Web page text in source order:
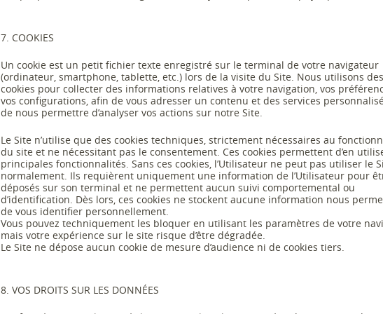
7. COOKIES
Un cookie est un petit fichier texte enregistré sur le terminal de votre navigateur
(ordinateur, smartphone, tablette, etc.) lors de la visite du Site. Nous utilisons des
cookies pour collecter des informations relatives à votre navigation, vos
vos configurations, afin de vous adresser un contenu et des services
de nous permettre d’analyser vos actions sur notre Site.
Le Site n’utilise que des cookies techniques, strictement nécessaires au
du site et ne nécessitant pas le consentement. Ces cookies permettent d’en
principales fonctionnalités. Sans ces cookies, l’Utilisateur ne peut pas utiliser le
normalement. Ils requièrent uniquement une information de l’Utilisateur pour
déposés sur son terminal et ne permettent aucun suivi comportemental ou
d’identification. Dès lors, ces cookies ne stockent aucune information nous
de vous identifier personnellement.
Vous pouvez techniquement les bloquer en utilisant les paramètres de votre
mais votre expérience sur le site risque d’être dégradée.
Le Site ne dépose aucun cookie de mesure d’audience ni de cookies tiers.
8. VOS DROITS SUR LES DONNÉES